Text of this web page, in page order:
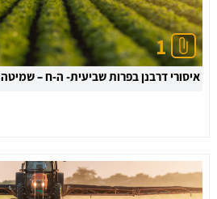
1
איסורי דרבנן בפרות שביעית- ה-ח – שמיטה